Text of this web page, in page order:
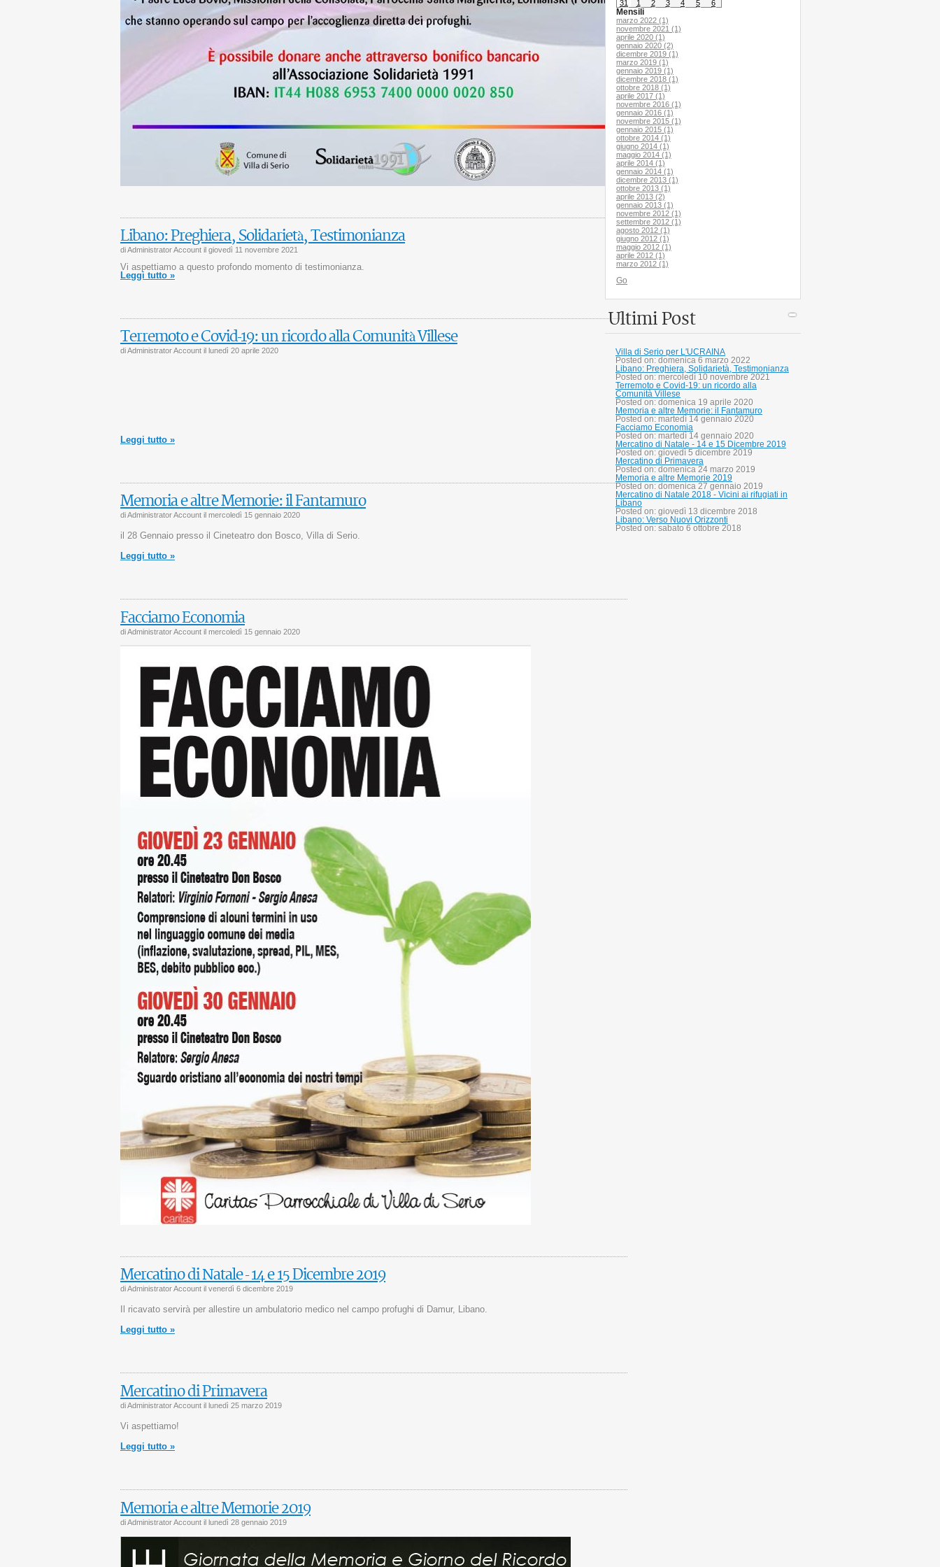
Libano: Preghiera, Solidarietà, Testimonianza
di Administrator Account il giovedì 11 novembre 2021
Vi aspettiamo a questo profondo momento di testimonianza.
Leggi tutto »
Terremoto e Covid-19: un ricordo alla Comunità Villese
di Administrator Account il lunedì 20 aprile 2020
Leggi tutto »
Memoria e altre Memorie: il Fantamuro
di Administrator Account il mercoledì 15 gennaio 2020
il 28 Gennaio presso il Cineteatro don Bosco, Villa di Serio.
Leggi tutto »
Facciamo Economia
di Administrator Account il mercoledì 15 gennaio 2020
Mercatino di Natale - 14 e 15 Dicembre 2019
di Administrator Account il venerdì 6 dicembre 2019
Il ricavato servirà per allestire un ambulatorio medico nel campo profughi di Damur, Libano.
Leggi tutto »
Mercatino di Primavera
di Administrator Account il lunedì 25 marzo 2019
Vi aspettiamo!
Leggi tutto »
Memoria e altre Memorie 2019
di Administrator Account il lunedì 28 gennaio 2019
31
1 2 3 4 5 6
Mensili
marzo 2022 (1)
novembre 2021 (1)
aprile 2020 (1)
gennaio 2020 (2)
dicembre 2019 (1)
marzo 2019 (1)
gennaio 2019 (1)
dicembre 2018 (1)
ottobre 2018 (1)
aprile 2017 (1)
novembre 2016 (1)
gennaio 2016 (1)
novembre 2015 (1)
gennaio 2015 (1)
ottobre 2014 (1)
giugno 2014 (1)
maggio 2014 (1)
aprile 2014 (1)
gennaio 2014 (1)
dicembre 2013 (1)
ottobre 2013 (1)
aprile 2013 (2)
gennaio 2013 (1)
novembre 2012 (1)
settembre 2012 (1)
agosto 2012 (1)
giugno 2012 (1)
maggio 2012 (1)
aprile 2012 (1)
marzo 2012 (1)
Go
Ultimi Post
Villa di Serio per L'UCRAINA
Posted on: domenica 6 marzo 2022
Libano: Preghiera, Solidarietà, Testimonianza
Posted on: mercoledì 10 novembre 2021
Terremoto e Covid-19: un ricordo alla
Comunità Villese
Posted on: domenica 19 aprile 2020
Memoria e altre Memorie: il Fantamuro
Posted on: martedì 14 gennaio 2020
Facciamo Economia
Posted on: martedì 14 gennaio 2020
Mercatino di Natale - 14 e 15 Dicembre 2019
Posted on: giovedì 5 dicembre 2019
Mercatino di Primavera
Posted on: domenica 24 marzo 2019
Memoria e altre Memorie 2019
Posted on: domenica 27 gennaio 2019
Mercatino di Natale 2018 - Vicini ai rifugiati in
Libano
Posted on: giovedì 13 dicembre 2018
Libano: Verso Nuovi Orizzonti
Posted on: sabato 6 ottobre 2018